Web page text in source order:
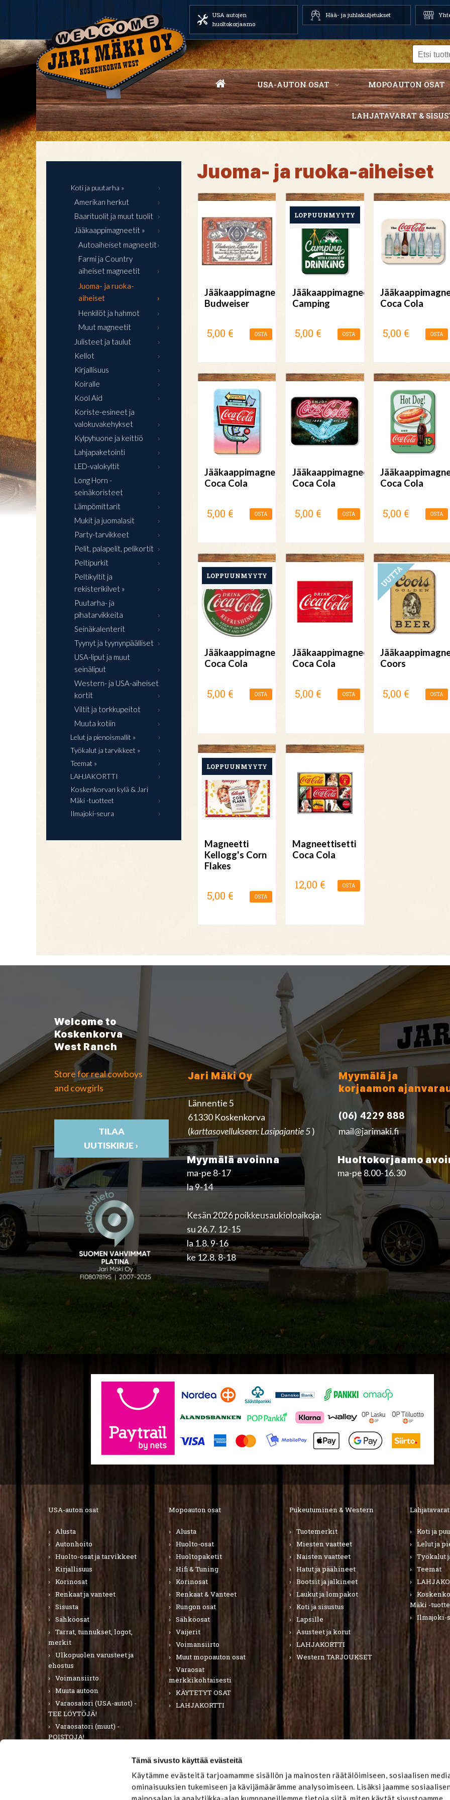
Tämä sivusto käyttää evästeitä
Käytämme evästeitä tarjoamamme sisällön ja mainosten räätälöimiseen, sosiaalisen
ominaisuuksien tukemiseen ja kävijämäärämme analysoimiseen. Lisäksi jaamme
USA autojen
huoltokorjaamo
Hää- ja juhlakuljetukset
USA-AUTON OSAT MOPOAUTON OSAT
LAHJATAVARAT &
Koti ja puutarha »
Amerikan herkut
Baarituolit ja muut tuolit
Jääkaappimagneetit »
Autoaiheiset magneetit
Farmi ja Country
aiheiset magneetit
Juoma- ja ruoka-
aiheiset
Henkilöt ja hahmot
Muut magneetit
Julisteet ja taulut
Kellot
Kirjallisuus
Koiralle
Kool Aid
Koriste-esineet ja
valokuvakehykset
Kylpyhuone ja keittiö
Lahjapaketointi
LED-valokyltit
Long Horn -
seinäkoristeet
Lämpömittarit
Mukit ja juomalasit
Party-tarvikkeet
Pelit, palapelit, pelikortit
Peltipurkit
Peltikyltit ja
rekisterikilvet »
Puutarha- ja
pihatarvikkeita
Seinäkalenterit
Tyynyt ja tyynynpäälliset
USA-liput ja muut
seinäliput
Western- ja USA-aiheiset
kortit
Viltit ja torkkupeitot
Muuta kotiin
Lelut ja pienoismallit »
Työkalut ja tarvikkeet »
Teemat »
LAHJAKORTTI
Koskenkorvan kylä & Jari
Mäki -tuotteet
Ilmajoki-seura
Juoma- ja ruoka-aiheiset
Jääkaappimagneetti
Budweiser
5,00 € OSTA
Jääkaappimagneetti
Camping
5,00 € OSTA
Coca Cola
5,00 € OSTA
Jääkaappimagneetti
Coca Cola
5,00 € OSTA
Jääkaappimagneetti
Coca Cola
5,00 € OSTA
Coca Cola
5,00 € OSTA
Jääkaappimagneetti
Coca Cola
5,00 € OSTA
Jääkaappimagneetti
Coca Cola
5,00 € OSTA
UUTUUS
Coors
5,00 € OSTA
Magneetti
Kellogg's Corn
Flakes
5,00 € OSTA
Magneettisetti
Coca Cola
12,00 € OSTA
Welcome to
Koskenkorva
West Ranch
Store for real cowboys
and cowgirls
TILAA
UUTISKIRJE ›
Jari Mäki Oy
Lännentie 5
61330 Koskenkorva
(karttasovellukseen: Lasipajantie 5)
Myymälä ja
korjaamon
(06) 4229 888
mail@jarimaki.fi
Myymälä avoinna
ma-pe 8-17
la 9-14
Kesän 2026 poikkeusaukioloaikoja:
su 26.7. 12-15
la 1.8. 9-16
ke 12.8. 8-18
Huoltokorjaamo
ma-pe 8.00-16.30
USA-auton osat
Alusta
Autonhoito
Huolto-osat ja tarvikkeet
Kirjallisuus
Korinosat
Renkaat ja vanteet
Sisusta
Sähköosat
Tarrat, tunnukset, logot,
merkit
Ulkopuolen varusteet ja
ehostus
Voimansiirto
Muuta autoon
Varaosatori (USA-autot) -
TEE LÖYTÖJÄ!
Varaosatori (muut) -
POISTOJA!
Mopoauton osat
Alusta
Huolto-osat
Huoltopaketit
Hifi & Tuning
Korinosat
Renkaat & Vanteet
Rungon osat
Sähköosat
Vaijerit
Voimansiirto
Muut mopoauton osat
Varaosat
merkkikohtaisesti
KÄYTETYT OSAT
LAHJAKORTTI
Pukeutuminen & Western
Tuotemerkit
Miesten vaatteet
Naisten vaatteet
Hatut ja päähineet
Bootsit ja jalkineet
Laukut ja lompakot
Koti ja sisustus
Lapsille
Asusteet ja korut
LAHJAKORTTI
Western TARJOUKSET
Koti ja
Lelut ja
Työkalut
Teemat
Mäki -
Ilmajoki-